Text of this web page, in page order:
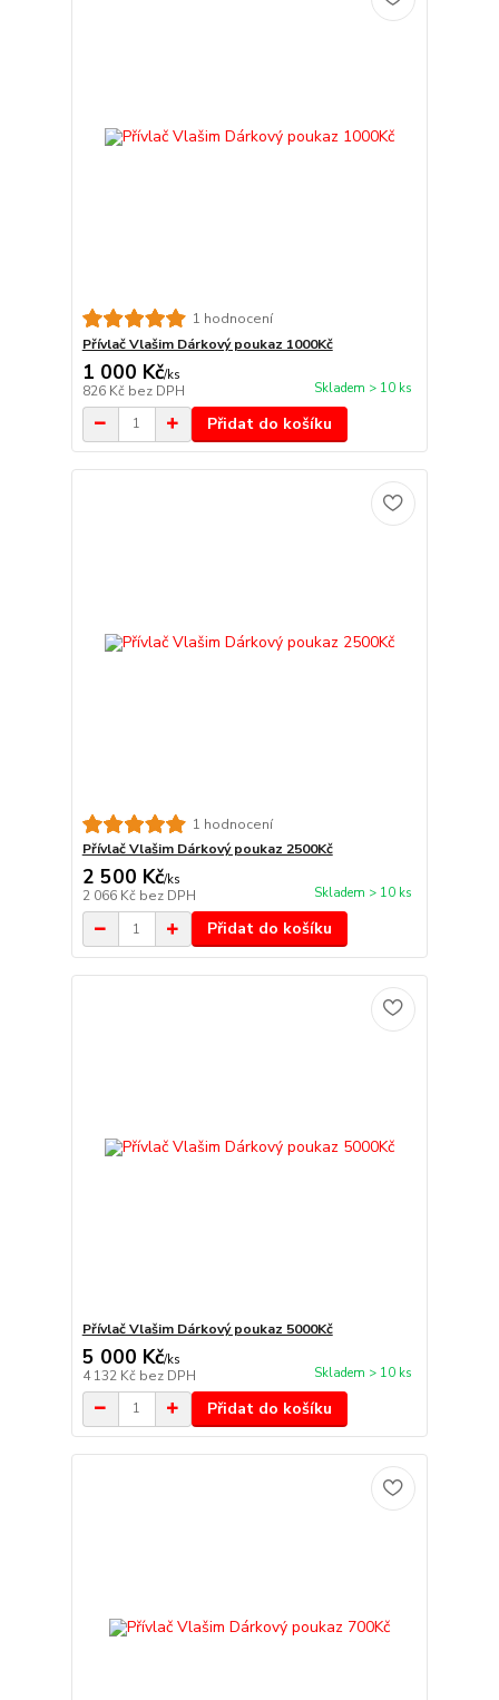
1 hodnocení
Přívlač Vlašim Dárkový poukaz 1000Kč
1 000 Kč/ks
826 Kč bez DPH Skladem > 10 ks
Přidat do košíku
1 hodnocení
Přívlač Vlašim Dárkový poukaz 2500Kč
2 500 Kč/ks
2 066 Kč bez DPH Skladem > 10 ks
Přidat do košíku
Přívlač Vlašim Dárkový poukaz 5000Kč
5 000 Kč/ks
4 132 Kč bez DPH Skladem > 10 ks
Přidat do košíku